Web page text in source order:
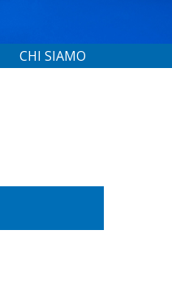
CHI SIAMO